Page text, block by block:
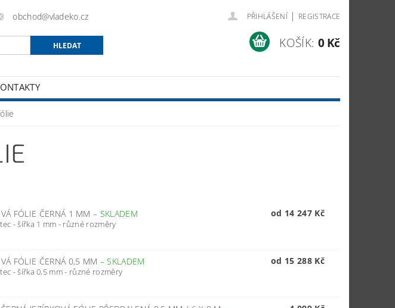
obchod@vladeko.cz PŘIHLÁŠENÍ | REGISTRACE
KOŠÍK: 0 Kč
FÓLIE ČERNÁ 1 MM– SKLADEM
- šířka 1 mm - různé rozměry
od 14 247 Kč
FÓLIE ČERNÁ 0,5 MM –SKLADEM
- šířka 0,5 mm - různé rozměry
od 15 288 Kč